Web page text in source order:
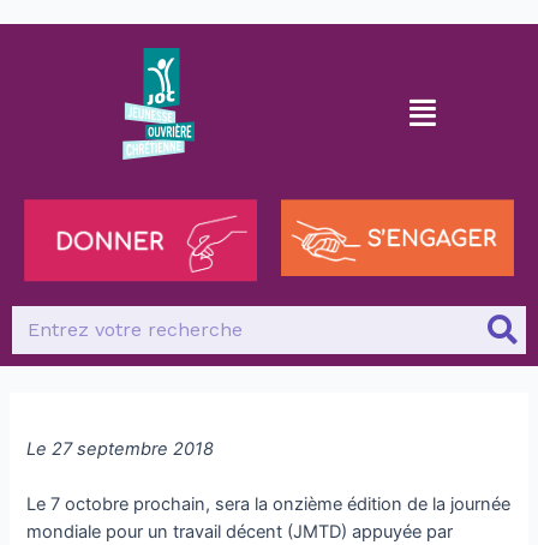
Le 27 septembre 2018
Le 7 octobre prochain, sera la onzième édition de la journée
mondiale pour un travail décent (JMTD) appuyée par